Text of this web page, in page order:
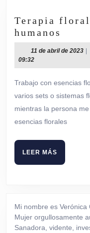
Terapia floral
humanos
para
y
no
11 de abril de 202311|
09:32
Trabajo con esencias
varios sets o sistemas
mientras la persona
esencias florales
LEER MÁS
MÁS
Mi nombre es Verónica
Mujer orgullosamente
Sanadora, vidente,